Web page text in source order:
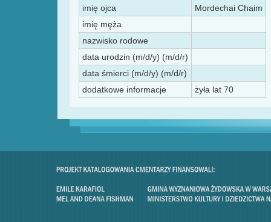
imię ojca
Mordechai Chaim
imię męża
nazwisko rodowe
data urodzin (m/d/y) (m/d/r)
data śmierci (m/d/y) (m/d/r)
dodatkowe informacje
żyła lat 70